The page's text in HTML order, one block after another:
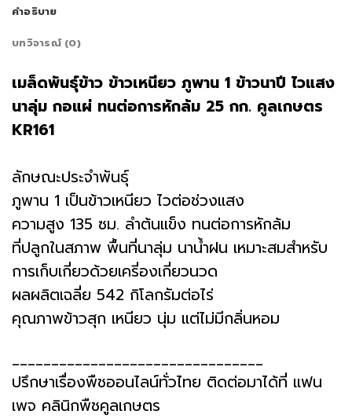
คำอธิบาย
บทวิจารณ์ (0)
เมล็ดพันธุ์​ข้าว​ ข้าวเหนียว ภูพาน 1 ข้าวนาปี ไวแสง
นาลุ่ม กอแผ่ ทนต่อการหักล้ม 25 กก. คูลเกษตร
KR161
ลักษณะประจำพันธุ์
ภูพาน 1 เป็นข้าวเหนียว ไวต่อช่วงแสง
ความสูง 135 ซม. ลำต้นแข็ง ทนต่อการหักล้ม
ที่ปลูกในสภาพ พื้นที่นาลุ่ม นาน้ำฝน เหมาะสมสำหรับ
การเก็บเกี่ยวด้วยเครี่องเกี่ยวนวด
ผลผลิตเฉลี่ย 542 กิโลกรัมต่อไร่
คุณภาพข้าวสุก เหนียว นุ่ม แต่ไม่มีกลิ่นหอม
________________________________
ปรึกษาเรื่องพืชออนไลน์ทั่วไทย ติดต่อมาได้ที่ แฟน
เพจ คลินิกพืชคูลเกษตร